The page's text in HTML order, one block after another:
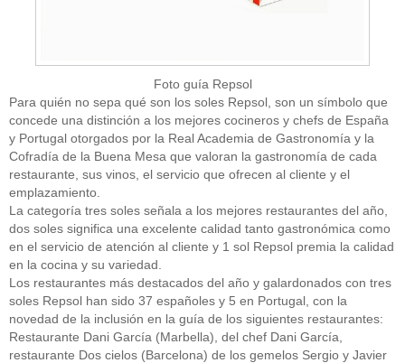
Foto guía Repsol
Para quién no sepa qué son los soles Repsol, son un símbolo que
concede una distinción a los mejores cocineros y chefs de España
y Portugal otorgados por la Real Academia de Gastronomía y la
Cofradía de la Buena Mesa que valoran la gastronomía de cada
restaurante, sus vinos, el servicio que ofrecen al cliente y el
emplazamiento.
La categoría tres soles señala a los mejores restaurantes del año,
dos soles significa una excelente calidad tanto gastronómica como
en el servicio de atención al cliente y 1 sol Repsol premia la calidad
en la cocina y su variedad.
Los restaurantes más destacados del año y galardonados con tres
soles Repsol han sido 37 españoles y 5 en Portugal, con la
novedad de la inclusión en la guía de los siguientes restaurantes:
Restaurante Dani García (Marbella), del chef Dani García,
restaurante Dos cielos (Barcelona) de los gemelos Sergio y Javier